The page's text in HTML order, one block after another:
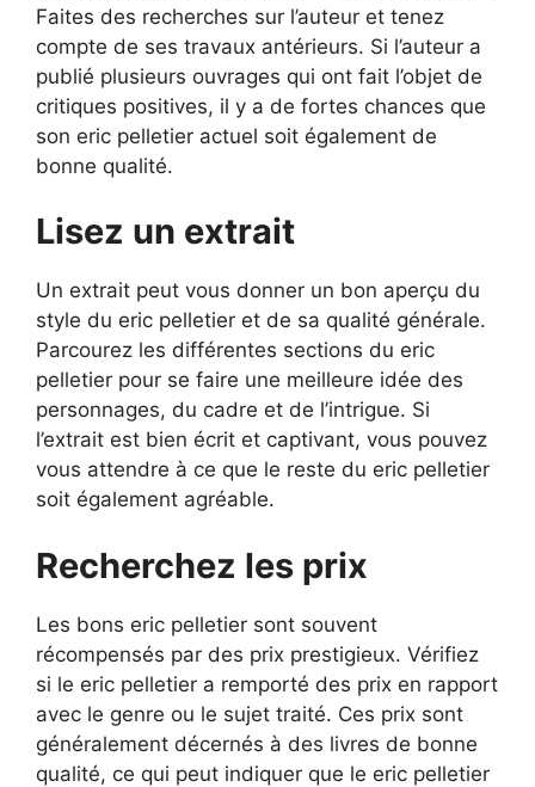
Faites des recherches sur l’auteur et tenez
compte de ses travaux antérieurs. Si l’auteur a
publié plusieurs ouvrages qui ont fait l’objet de
critiques positives, il y a de fortes chances que
son eric pelletier actuel soit également de
bonne qualité.
Lisez un extrait
Un extrait peut vous donner un bon aperçu du
style du eric pelletier et de sa qualité générale.
Parcourez les différentes sections du eric
pelletier pour se faire une meilleure idée des
personnages, du cadre et de l’intrigue. Si
l’extrait est bien écrit et captivant, vous pouvez
vous attendre à ce que le reste du eric pelletier
soit également agréable.
Recherchez les prix
Les bons eric pelletier sont souvent
récompensés par des prix prestigieux. Vérifiez
si le eric pelletier a remporté des prix en rapport
avec le genre ou le sujet traité. Ces prix sont
généralement décernés à des livres de bonne
qualité, ce qui peut indiquer que le eric pelletier